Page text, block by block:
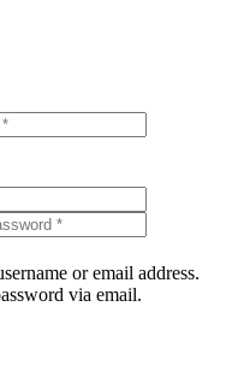
or email address.
via email.